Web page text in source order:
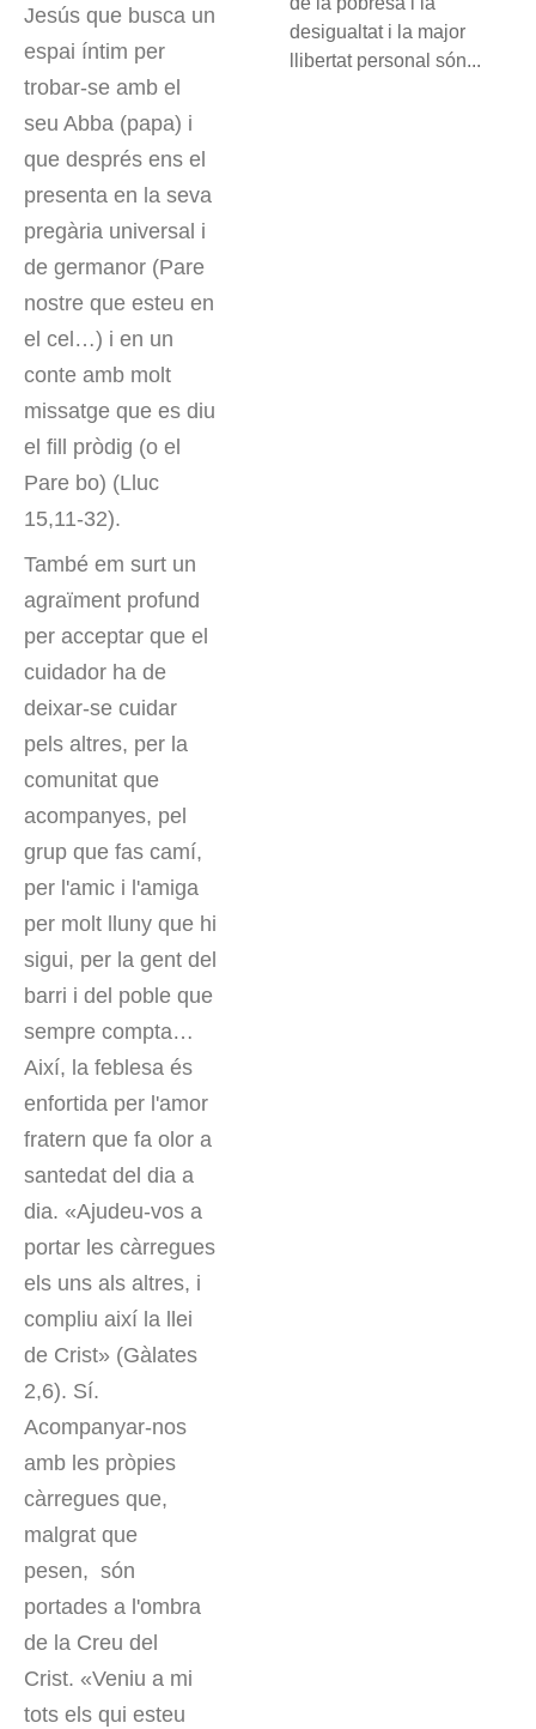
Jesús que busca un
espai íntim per
trobar-se amb el
seu Abba (papa) i
que després ens el
presenta en la seva
pregària universal i
de germanor (Pare
nostre que esteu en
el cel…) i en un
conte amb molt
missatge que es diu
el fill pròdig (o el
Pare bo) (Lluc
15,11-32).
També em surt un
agraïment profund
per acceptar que el
cuidador ha de
deixar-se cuidar
pels altres, per la
comunitat que
acompanyes, pel
grup que fas camí,
per l'amic i l'amiga
per molt lluny que hi
sigui, per la gent del
barri i del poble que
sempre compta…
Així, la feblesa és
enfortida per l'amor
fratern que fa olor a
santedat del dia a
dia. «Ajudeu-vos a
portar les càrregues
els uns als altres, i
compliu així la llei
de Crist» (Gàlates
2,6). Sí.
Acompanyar-nos
amb les pròpies
càrregues que,
malgrat que
pesen, són
portades a l'ombra
de la Creu del
Crist. «Veniu a mi
tots els qui esteu
desigualtat i la major
llibertat personal són...